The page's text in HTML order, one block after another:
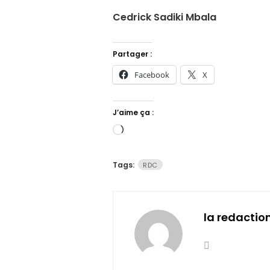
Cedrick Sadiki Mbala
Partager :
Facebook X
J’aime ça :
Chargement…
Tags: RDC
la